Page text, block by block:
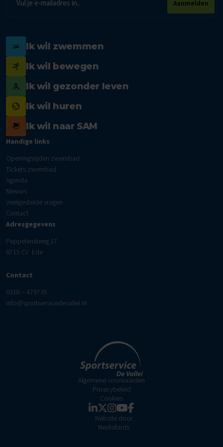
mailadres
Aanmelden
Ik wil zwemmen
Ik wil bewegen
Ik wil gezonder leven
Ik wil huren
Ik wil naar SAM
Handige links
Openingstijden zwembad
Tickets zwembad
Agenda
Nieuws
Veelgestelde vragen
Contact
Adresgegevens
Peppelensteeg 17
6715 CV Ede
Contact
0318 – 479735
info@sportservicedevallei.nl
Algemene voorwaarden
Privacybeleid
Cookies
Website door
Mediabirds